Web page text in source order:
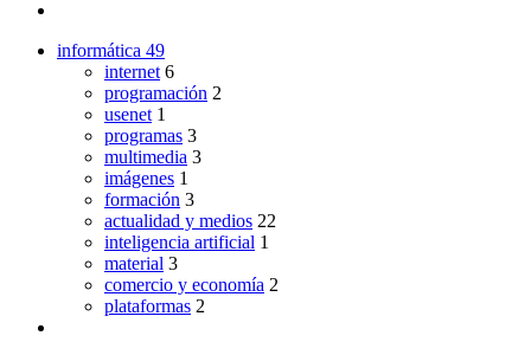
informática 49
internet 6
programación 2
usenet 1
programas 3
multimedia 3
imágenes 1
formación 3
actualidad y medios 22
inteligencia artificial 1
material 3
comercio y economía 2
plataformas 2